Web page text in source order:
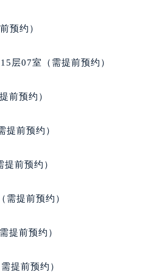
务中心（需提前预约）
心（需提前预约）
中心（需提前预约）
中心（需提前预约）
务中心（需提前预约）
心（需提前预约）
心（需提前预约）
心（需提前预约）
预约）
层07室（需提前预约）
前预约）
前预约）
前预约）
提前预约）
提前预约）
提前预约）